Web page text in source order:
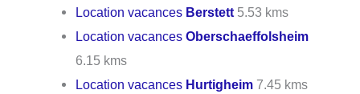
Location vacances Berstett 5.53 kms
Location vacancesOberschaeffolsheim
6.15 kms
Location vacances Hurtigheim 7.45 kms